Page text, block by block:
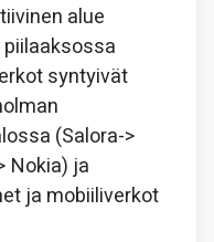
alue
syntyivät
(Salora->
Nokia) ja
ja mobiiliverkot